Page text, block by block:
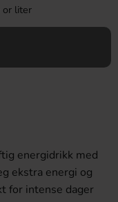
or liter
energidrikk med
ekstra energi og
for intense dager